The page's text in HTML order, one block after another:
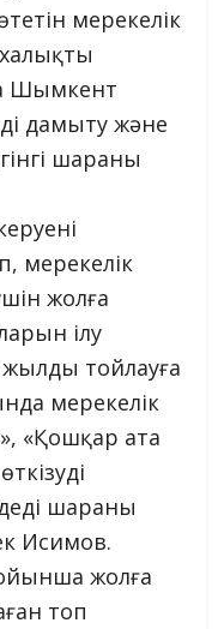
мерекелік
Шымкент
дамыту және
шараны
мерекелік
жолға
ілу
тойлауға
мерекелік
«Қошқар ата
шараны
Исимов.
жолға
топ